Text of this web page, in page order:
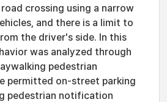
crossing using a narrow
and there is a limit to
the driver's side. In this
was analyzed through
pedestrian
permitted on-street parking
pedestrian notification